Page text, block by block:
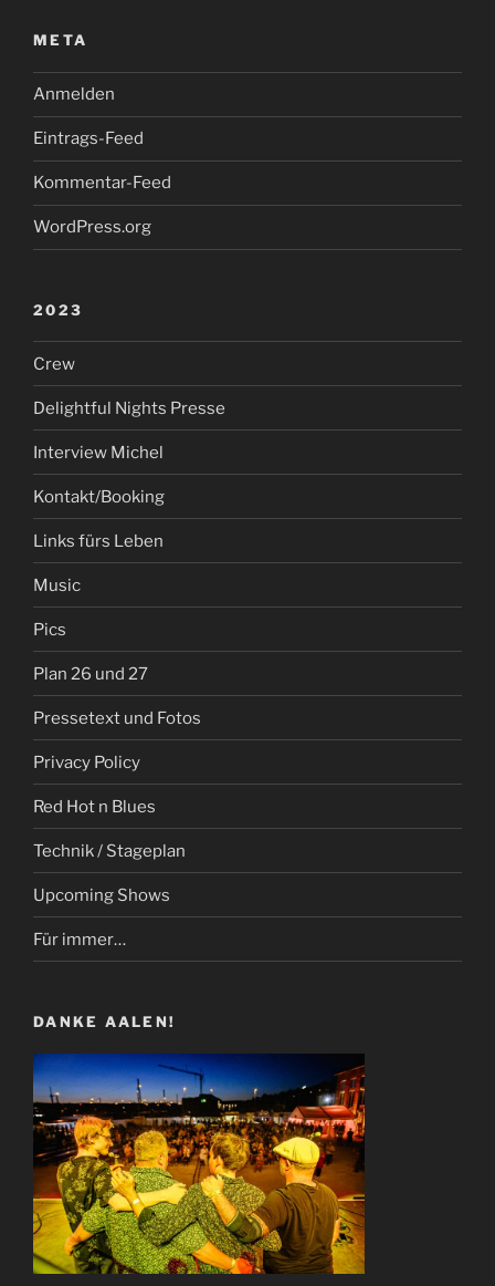
META
Anmelden
Eintrags-Feed
Kommentar-Feed
WordPress.org
2023
Crew
Delightful Nights Presse
Interview Michel
Kontakt/Booking
Links fürs Leben
Music
Pics
Plan 26 und 27
Pressetext und Fotos
Privacy Policy
Red Hot n Blues
Technik / Stageplan
Upcoming Shows
Für immer…
DANKE AALEN!